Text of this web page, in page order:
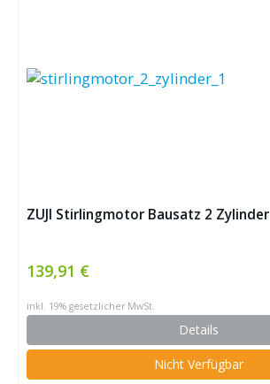
ZUJI Stirlingmotor Bausatz 2 Zylinder
139,91 €
inkl. 19% gesetzlicher MwSt.
Details
Nicht Verfügbar